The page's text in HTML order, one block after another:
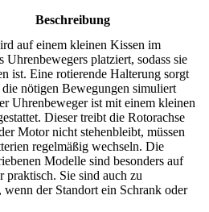
Beschreibung
auf einem kleinen Kissen im
Uhrenbewegers platziert, sodass sie
ist. Eine rotierende Halterung sorgt
die nötigen Bewegungen simuliert
Uhrenbeweger ist mit einem kleinen
Dieser treibt die Rotorachse
Motor nicht stehenbleibt, müssen
regelmäßig wechseln. Die
Modelle sind besonders auf
praktisch. Sie sind auch zu
wenn der Standort ein Schrank oder